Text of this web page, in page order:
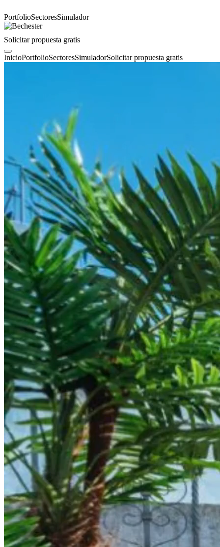
PortfolioSectoresSimulador
Solicitar propuesta gratis
InicioPortfolioSectoresSimuladorSolicitar propuesta gratis